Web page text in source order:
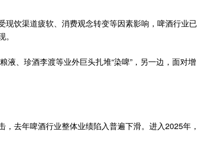
饮渠道疲软、消费观念转变等因素影响，啤酒行业已
、珍酒李渡等业外巨头扎堆“染啤”，另一边，面对增
去年啤酒行业整体业绩陷入普遍下滑。进入2025年，